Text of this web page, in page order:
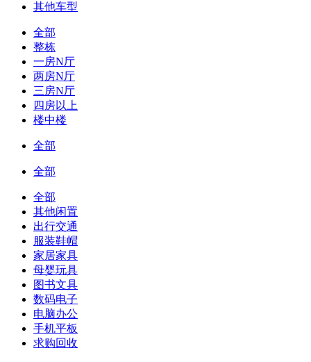
其他车型
全部
整栋
一房N厅
两房N厅
三房N厅
四房以上
楼中楼
全部
全部
全部
其他闲置
出行交通
服装鞋帽
家居家具
母婴玩具
图书文具
数码电子
电脑办公
手机平板
求购回收